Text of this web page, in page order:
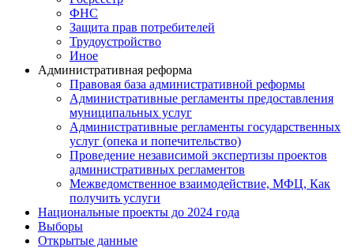
ФНС
Защита прав потребителей
Трудоустройство
Иное
Административная реформа
Правовая база административной реформы
Административные регламенты предоставления
муниципальных услуг
Административные регламенты государственных
услуг (опека и попечительство)
Проведение независимой экспертизы проектов
административных регламентов
Межведомственное взаимодействие, МФЦ, Как
получить услуги
Национальные проекты до 2024 года
Выборы
Открытые данные